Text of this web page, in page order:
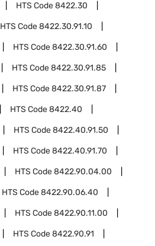
HTS Code8422.30
HTS Code8422.30.91.10
HTS Code8422.30.91.60
HTS Code8422.30.91.85
HTS Code8422.30.91.87
HTS Code8422.40
HTS Code8422.40.91.50
HTS Code8422.40.91.70
HTS Code8422.90.04.00
HTS Code8422.90.06.40
HTS Code8422.90.11.00
HTS Code8422.90.91